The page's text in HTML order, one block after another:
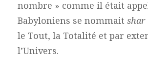
nombre » comme il était
Babyloniens se nommait shar
le Tout, la Totalité et par
l’Univers.